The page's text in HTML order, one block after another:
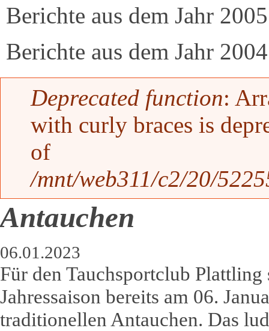
Berichte aus dem Jahr 2005
Berichte aus dem Jahr 2004
Fehlermeldung
Deprecated function:
with curly braces is
of
/mnt/web311/c2/20/
Antauchen
06.01.2023
Für den Tauchsportclub Plattling
Jahressaison bereits am 06.
traditionellen Antauchen. Das